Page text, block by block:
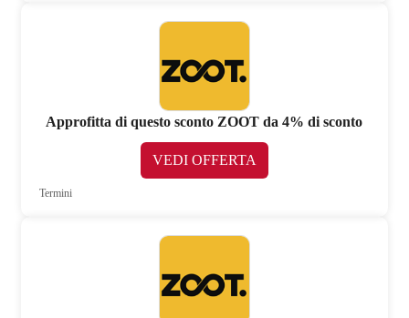
Approfitta di questo sconto ZOOT da 4% di sconto
VEDI OFFERTA
Termini